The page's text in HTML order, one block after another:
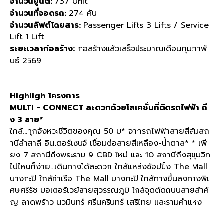
จำนวนที่จอดรถ: 274 คัน
จำนวนลิฟต์โดยสาร: Passenger Lifts 3 Lifts / Service
Lift 1 Lift
ระยะเวลาก่อสร้าง: ก่อสร้างแล้วเสร็จประมาณเดือนกุมภาพั
นธ์ 2569
Highligh โครงการ
MULTI - CONNECT สะดวกด้วยโลเคชั่นที่ติดรถไฟฟ้า ถึ
ง 3 สาย*
ใกล้...ทุกจังหวะชีวิตของคุณ 50 ม* จากรถไฟฟ้าสายสีส้มสถ
านีลำสาลี อินเตอร์เซนจ์ เชื่อมต่อสายสีเหลือง-น้ำตาล* * เพี
ยง 7 สถานีถึงพระราม 9 CBD ใหม่ และ 10 สถานีถึงสุขุมวิท
ไปไหนก็ง่าย...เดินทางได้สะดวก ใกล้แหล่งช้อปปิ้ง The Mall
บางกะปิ ใกล้ท่าเรือ The Mall บางกะปิ ใกล้ทางขึ้นลงทางพิเ
ศษศรีรัช มอเตอร์เวย์สายสุวรรณภูมิ ใกล้จุดตัดถนนสายสำคั
ญ ลาดพร้าว นวมินทร์ ศรีนครินทร์ เสริไทย และรามคำแหง